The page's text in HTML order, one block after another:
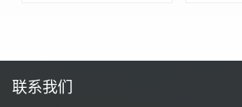
联系我们